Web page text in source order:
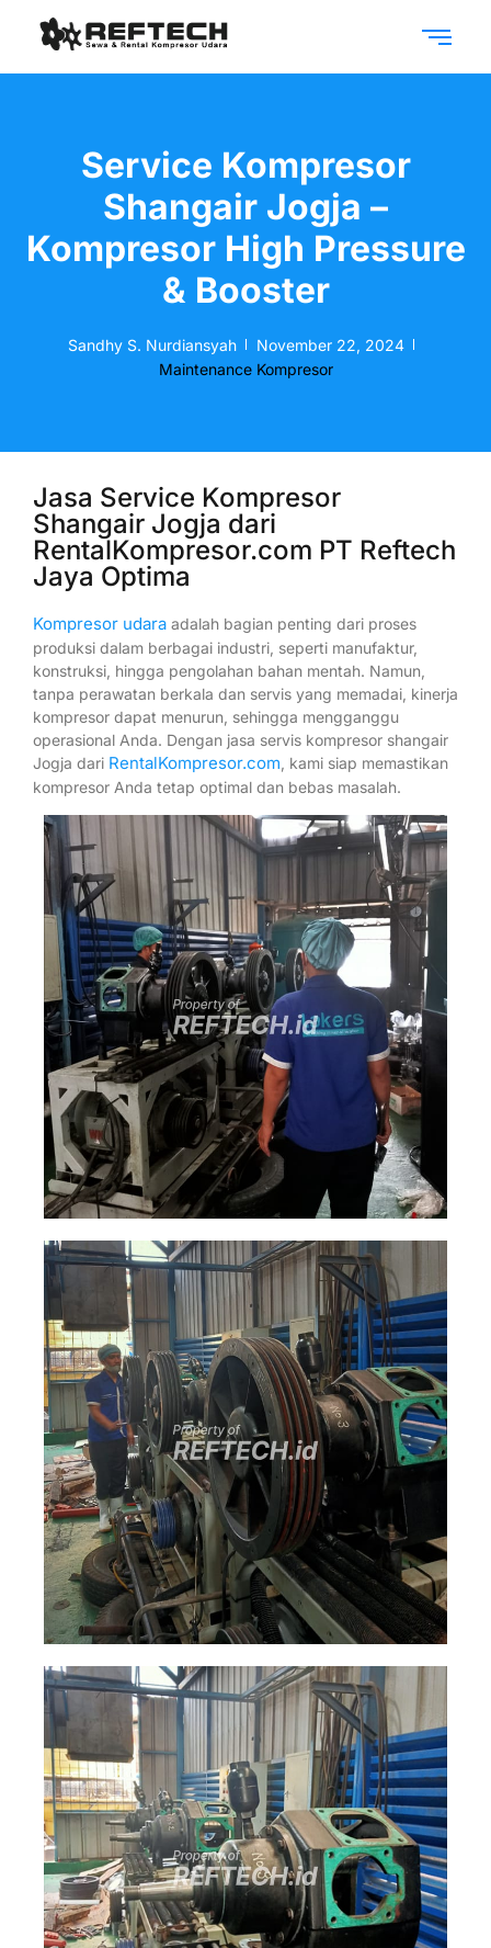
Service Kompresor
Shangair Jogja –
Kompresor High Pressure
& Booster
Sandhy S. Nurdiansyah
November 22, 2024
Maintenance Kompresor
Jasa Service Kompresor
Shangair Jogja dari
RentalKompresor.com PT Reftech
Jaya Optima
Kompresor udara adalah bagian penting dari proses
produksi dalam berbagai industri, seperti manufaktur,
konstruksi, hingga pengolahan bahan mentah. Namun,
tanpa perawatan berkala dan servis yang memadai, kinerja
kompresor dapat menurun, sehingga mengganggu
operasional Anda. Dengan jasa servis kompresor shangair
Jogja dari RentalKompresor.com , kami siap memastikan
kompresor Anda tetap optimal dan bebas masalah.